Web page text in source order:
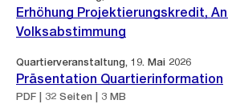
Erhöhung Projektierungskredit,
Volksabstimmung
Quartierveranstaltung, 19. Mai 2026
Präsentation Quartierinformation
PDF | 32 Seiten | 3 MB